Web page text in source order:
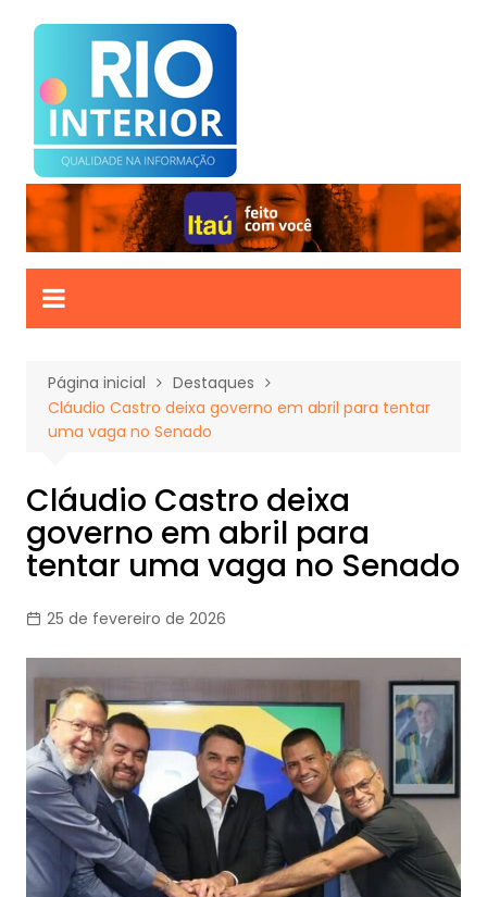
para
conteúdo
Página inicial
Destaques
Cláudio Castro deixa governo em abril para tentar
uma vaga no Senado
Cláudio Castro deixa
governo em abril para
tentar uma vaga no Senado
25 de fevereiro de 2026